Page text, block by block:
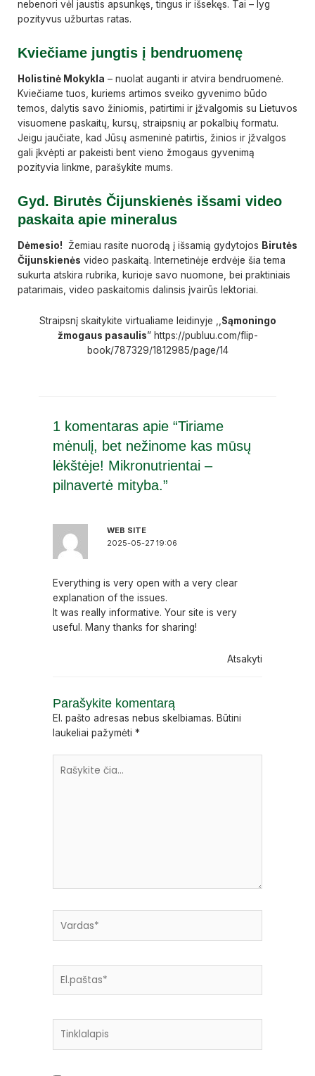
nebenori vėl jaustis apsunkęs, tingus ir išsekęs. Tai – lyg
pozityvus užburtas ratas.
Kviečiame jungtis į bendruomenę
Holistinė Mokykla – nuolat auganti ir atvira bendruomenė.
Kviečiame tuos, kuriems artimos sveiko gyvenimo būdo
temos, dalytis savo žiniomis, patirtimi ir įžvalgomis su Lietuvos
visuomene paskaitų, kursų, straipsnių ar pokalbių formatu.
Jeigu jaučiate, kad Jūsų asmeninė patirtis, žinios ir įžvalgos
gali įkvėpti ar pakeisti bent vieno žmogaus gyvenimą
pozityvia linkme, parašykite mums.
Gyd. Birutės Čijunskienės išsami video
paskaita apie mineralus
Dėmesio! Žemiau rasite nuorodą į išsamią gydytojos Birutės
Čijunskienės video paskaitą. Internetinėje erdvėje šia tema
sukurta atskira rubrika, kurioje savo nuomone, bei praktiniais
patarimais, video paskaitomis dalinsis įvairūs lektoriai.
Straipsnį skaitykite virtualiame leidinyje ,,Sąmoningo
žmogaus pasaulis” https://publuu.com/flip-
book/787329/1812985/page/14
1 komentaras apie “Tiriame
mėnulį, bet nežinome kas mūsų
lėkštėje! Mikronutrientai –
pilnavertė mityba.”
WEB SITE
2025-05-27 19:06
Everything is very open with a very clear
explanation of the issues.
It was really informative. Your site is very
useful. Many thanks for sharing!
Atsakyti
Parašykite komentarą
El. pašto adresas nebus skelbiamas. Būtini
laukeliai pažymėti *
čia...